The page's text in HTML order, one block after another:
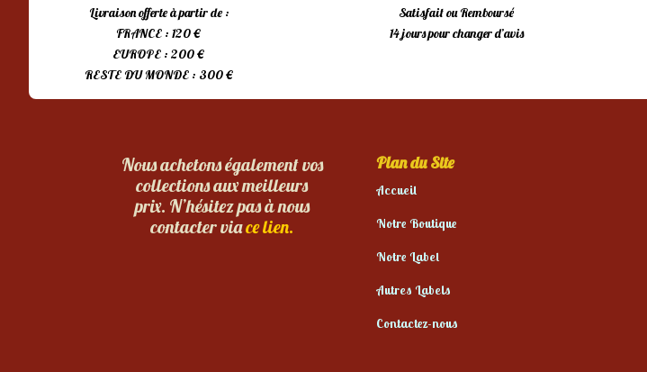
Livraison offerte à partir de :
FRANCE : 120 €
EUROPE : 200 €
RESTE DU MONDE : 300 €
Satisfait ou Remboursé
14 jours pour changer d’avis
Nous achetons également vos
collections aux meilleurs
prix. N’hésitez pas à nous
contacter viace lien.
Plan du Site
Accueil
Notre Boutique
Notre Label
Autres Labels
Contactez-nous